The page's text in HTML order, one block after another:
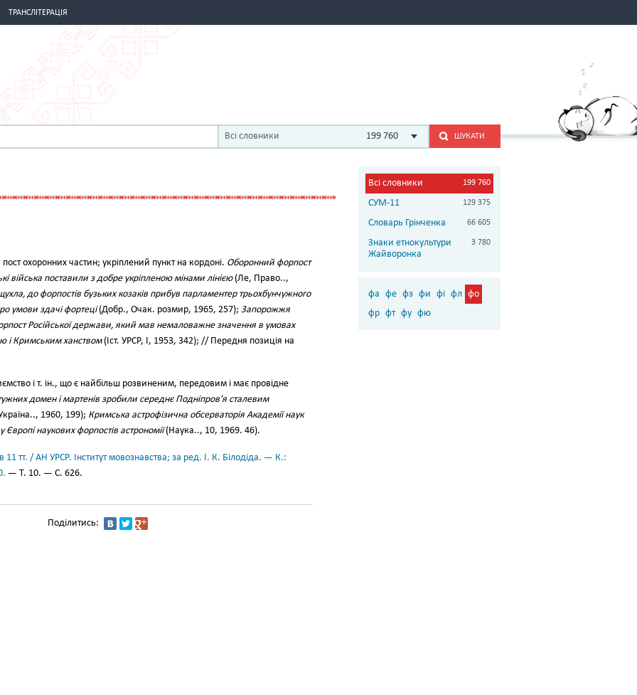
ТРАНСЛІТЕРАЦІЯ
Всі словники 199 760 ШУКАТИ
охоронних частин; укріплений пункт на кордоні. Оборонний форпост
війська поставили з добре укріпленою мінами лінією(Ле, Право..,
до форпостів бузьких козаків прибув парламентер трьохбунчужного
умови здачі фортеці(Добр., Очак. розмир, 1965, 257); Запорожжя
Російської держави, який мав немаловажне значення в умовах
і Кримським ханством(Іст. УРСР, І, 1953, 342); // Передня позиція на
і т. ін., що є найбільш розвиненим, передовим і має провідне
домен і мартенів зробили середнє Подніпров’я сталевим
1960, 199); Кримська астрофізична обсерваторія Академії наук
наукових форпостів астрономії(Наука.., 10, 1969. 46).
11 тт. / АН УРСР. Інститут мовознавства; за ред. І. К. Білодіда. — К.:
— Т. 10. — С. 626.
Поділитись:
Всі словники 199 760
СУМ-11 129 375
Словарь Грінченка 66 605
Знаки етнокультури
Жайворонка
3 780
фа фе фз фи фі фл фо
фр фт фу фю